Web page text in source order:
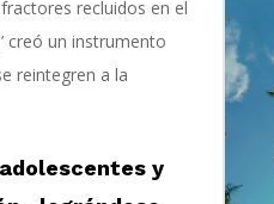
recluidos en el
creó un instrumento
reintegren a la
y